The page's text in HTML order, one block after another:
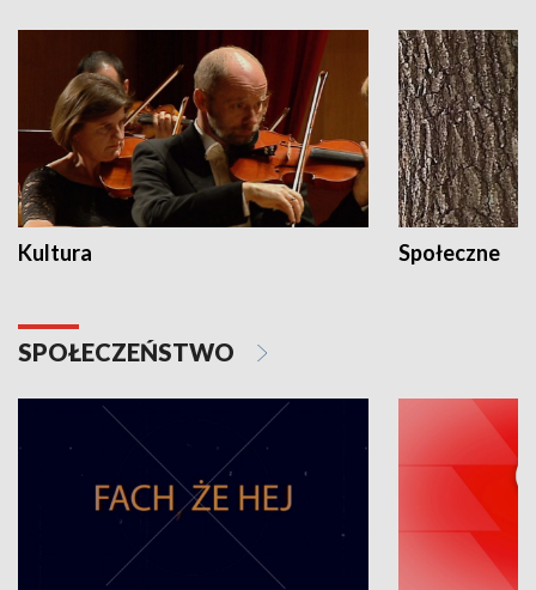
Kultura Społeczne
SPOŁECZEŃSTWO